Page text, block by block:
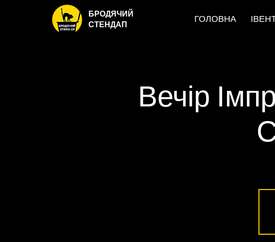
БРОДЯЧИЙ
СТЕНДАП
ГОЛОВНА
Вечір